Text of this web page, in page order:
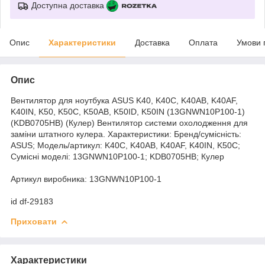
Доступна доставка
Опис Характеристики Доставка Оплата Умови
Опис
Вентилятор для ноутбука ASUS K40, K40C, K40AB, K40AF,
K40IN, K50, K50C, K50AB, K50ID, K50IN (13GNWN10P100-1)
(KDB0705HB) (Кулер) Вентилятор системи охолодження для
заміни штатного кулера. Характеристики: Бренд/сумісність:
ASUS; Модель/артикул: K40C, K40AB, K40AF, K40IN, K50C;
Сумісні моделі: 13GNWN10P100-1; KDB0705HB; Кулер
Артикул виробника: 13GNWN10P100-1
id df-29183
Приховати
Характеристики